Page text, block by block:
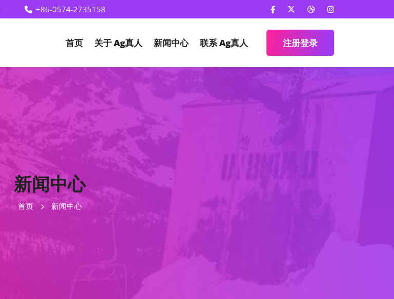
+86-0574-2735158
首页 关于Ag真人 新闻中心 联系Ag真人 注册登录
新闻中心
首页 新闻中心